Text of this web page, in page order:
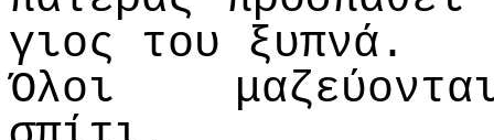
γιος του ξυπνά.
Όλοι